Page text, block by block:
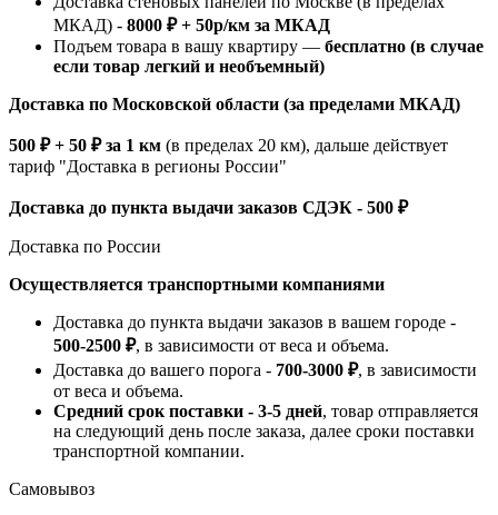
МКАД) - 8000 ₽ + 50р/км за МКАД
Подъем товара в вашу квартиру — бесплатно (в случае
если товар легкий и необъемный)
Доставка по Московской области (за пределами МКАД)
500 ₽ + 50 ₽ за 1 км (в пределах 20 км), дальше действует
тариф "Доставка в регионы России"
Доставка до пункта выдачи заказов СДЭК - 500 ₽
Доставка по России
Осуществляется транспортными компаниями
Доставка до пункта выдачи заказов в вашем городе -
500-2500 ₽, в зависимости от веса и объема.
Доставка до вашего порога - 700-3000 ₽, в зависимости
от веса и объема.
Средний срок поставки - 3-5 дней, товар отправляется
на следующий день после заказа, далее сроки поставки
транспортной компании.
Самовывоз